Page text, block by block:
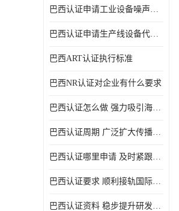
巴西认证申请工业设备噪声控制认证规范
巴西认证申请生产线设备代理机构选择
巴西ART认证执行标准
巴西NR认证对企业有什么要求
巴西认证怎么做 强力吸引海外投资
巴西认证周期 广泛扩大传播范围
巴西认证哪里申请 及时紧跟法规变化
巴西认证要求 顺利接轨国际规范
巴西认证资料 稳步提升研发能力